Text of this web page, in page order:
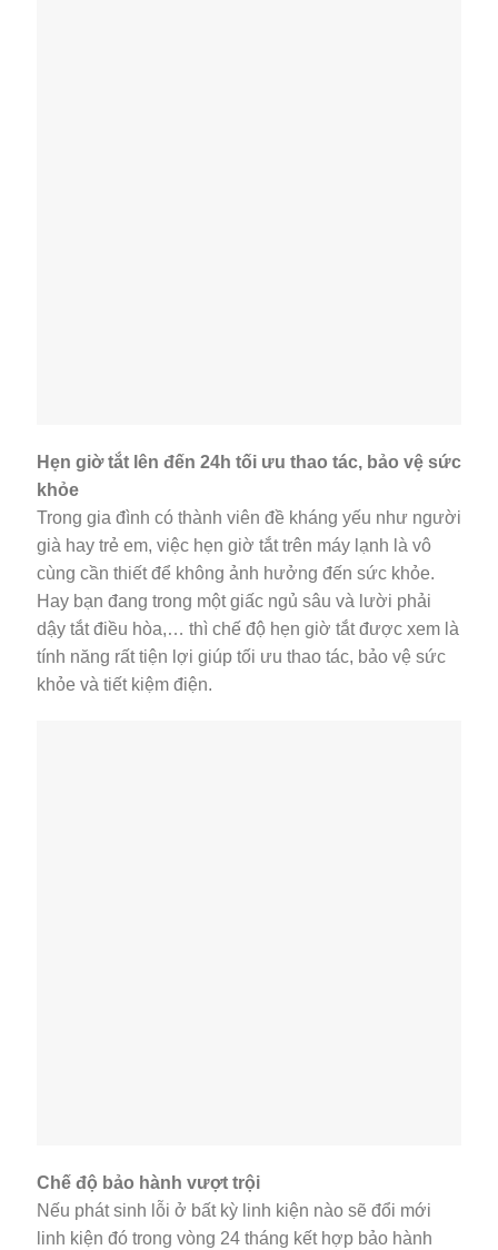
Hẹn giờ tắt lên đến 24h tối ưu thao tác, bảo vệ sức
khỏe
Trong gia đình có thành viên đề kháng yếu như người
già hay trẻ em, việc hẹn giờ tắt trên máy lạnh là vô
cùng cần thiết để không ảnh hưởng đến sức khỏe.
Hay bạn đang trong một giấc ngủ sâu và lười phải
dậy tắt điều hòa,… thì chế độ hẹn giờ tắt được xem là
tính năng rất tiện lợi giúp tối ưu thao tác, bảo vệ sức
khỏe và tiết kiệm điện.
Chế độ bảo hành vượt trội
Nếu phát sinh lỗi ở bất kỳ linh kiện nào sẽ đổi mới
linh kiện đó trong vòng 24 tháng kết hợp bảo hành